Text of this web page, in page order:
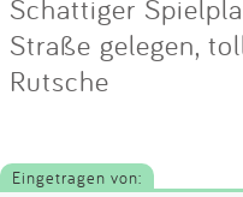
Schattiger
Straße gelegen,
Rutsche
Eingetragen von: